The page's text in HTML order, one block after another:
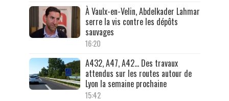
À Vaulx-en-Velin, Abdelkader Lahmar
serre la vis contre les dépôts
sauvages
16:20
A432, A47, A42… Des travaux
attendus sur les routes autour de
Lyon la semaine prochaine
15:42